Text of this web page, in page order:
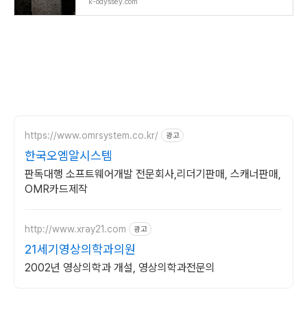
https://www.omrsystem.co.kr/ 광고
한국오엠알시스템
판독대행 소프트웨어개발 전문회사,리더기판매, 스캐너판매,
OMR카드제작
http://www.xray21.com 광고
21세기영상의학과의원
2002년 영상의학과 개설, 영상의학과전문의